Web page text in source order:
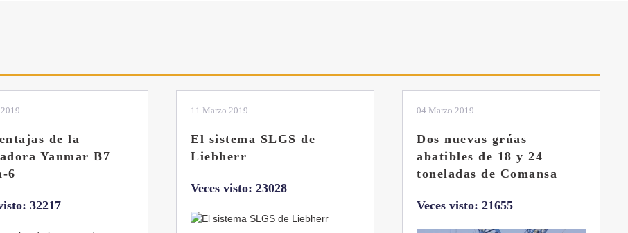
SLGS de
04 Marzo 2019
Dos nuevas grúas
abatibles de 18 y 24
01 Febrero 2019
La botella aún no está
llena